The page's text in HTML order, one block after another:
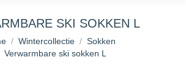
SKI SOKKEN L
Wintercollectie
Sokken
Verwarmbare ski sokken L